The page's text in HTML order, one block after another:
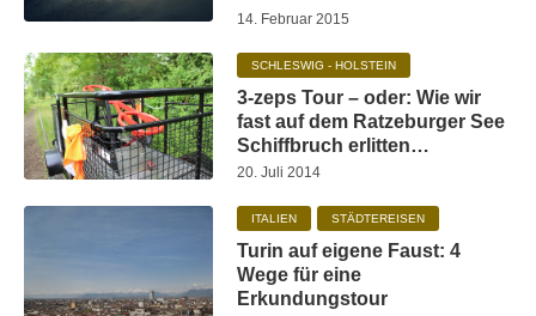
14. Februar 2015
SCHLESWIG - HOLSTEIN
3-zeps Tour – oder: Wie wir
fast auf dem Ratzeburger See
Schiffbruch erlitten…
20. Juli 2014
ITALIEN STÄDTEREISEN
Turin auf eigene Faust: 4
Wege für eine
Erkundungstour